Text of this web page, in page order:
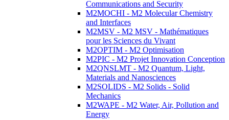
Communications and Security
M2MOCHI - M2 Molecular Chemistry
and Interfaces
M2MSV - M2 MSV - Mathématiques
pour les Sciences du Vivant
M2OPTIM - M2 Optimisation
M2PIC - M2 Projet Innovation Conception
M2QNSLMT - M2 Quantum, Light,
Materials and Nanosciences
M2SOLIDS - M2 Solids - Solid
Mechanics
M2WAPE - M2 Water, Air, Pollution and
Energy